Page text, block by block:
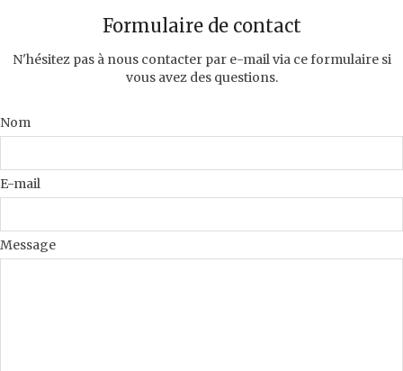
Formulaire de contact
N'hésitez pas à nous contacter par e-mail via ce formulaire si
vous avez des questions.
Nom
E-mail
Message